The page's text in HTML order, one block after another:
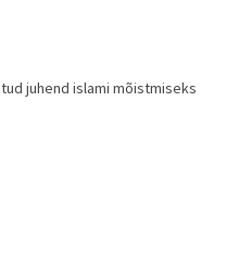
juhend islami mõistmiseks